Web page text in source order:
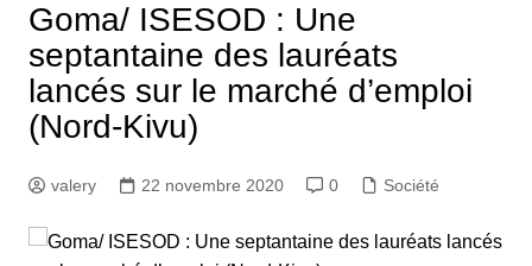
Goma/ ISESOD : Une
septantaine des lauréats
lancés sur le marché d’emploi
(Nord-Kivu)
valery 22 novembre 2020 0 Société